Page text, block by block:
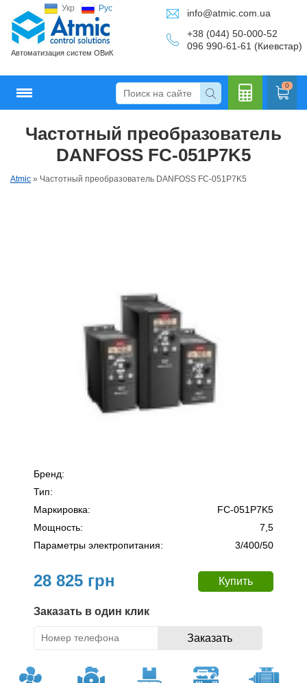
Укр Рус
Автоматизация систем ОВиК
info@atmic.com.ua
+38 (044) 50-000-52
096 990-61-61 (Киевстар)
0
Частотный преобразователь
DANFOSS FC-051P7K5
Atmic » Частотный преобразователь DANFOSS FC-051P7K5
Бренд:
Тип:
Маркировка:
FC-051P7K5
Мощность:
7,5
Параметры электропитания:
3/400/50
28 825 грн
Заказать в один клик